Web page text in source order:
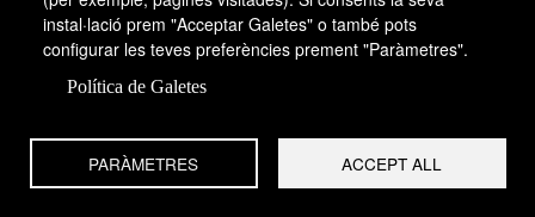
treballada al torn, de manera que n’ha restat un exemplar
molt regular. Les cares d’aquesta peça són totalment llises,
de manera que no formen cap motllura ni tampoc no
originàriament aquesta lipsanoteca hagués estat pintada
amb faixes de diversos colors que resseguien el perímetre,
instal·lació prem "Acceptar Galetes" o també pots
configurar les teves preferències prement "Paràmetres".
Política de Galetes
PARÀMETRES ACCEPT ALL